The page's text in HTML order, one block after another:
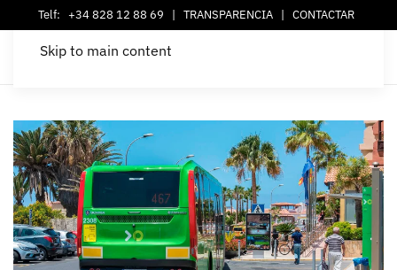
Telf: +34 828 12 88 69 | TRANSPARENCIA | CONTACTAR
Skip to main content